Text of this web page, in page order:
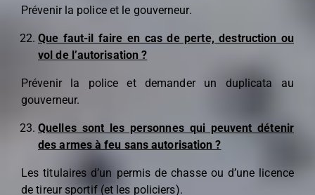
Prévenir la police et le gouverneur.
Que faut-il faire en cas de perte, destruction ou
vol de l’autorisation ?
Prévenir la police et demander un duplicata au
gouverneur.
Quelles sont les personnes qui peuvent détenir
des armes à feu sans autorisation ?
Les titulaires d’un permis de chasse ou d’une licence
de tireur sportif (et les policiers).